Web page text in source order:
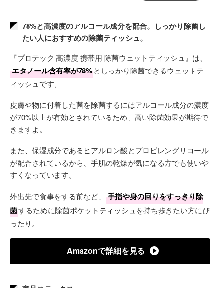
78%と高濃度のアルコール成分を配合。しっかり除菌し
たい人におすすめの除菌ティッシュ。
『プロテック 高濃度 携帯用 除菌ウェットティッシュ』は、
エタノール含有率が78%としっかり除菌できるウェットテ
ィッシュです。
皮膚や物に付着した菌を除菌するにはアルコール成分の濃度
が70%以上が有効とされているため、高い除菌効果が期待で
きますよ。
また、保湿成分であるヒアルロン酸とプロピレングリコール
が配合されているから、手肌の乾燥が気になる方でも使いや
すくなっています。
外出先で食事をする前など、
手指や身の回りをすっきり除
菌するために除菌ポケットティッシュを持ち歩きたい方にぴ
ったり。
Amazonで詳細を見る